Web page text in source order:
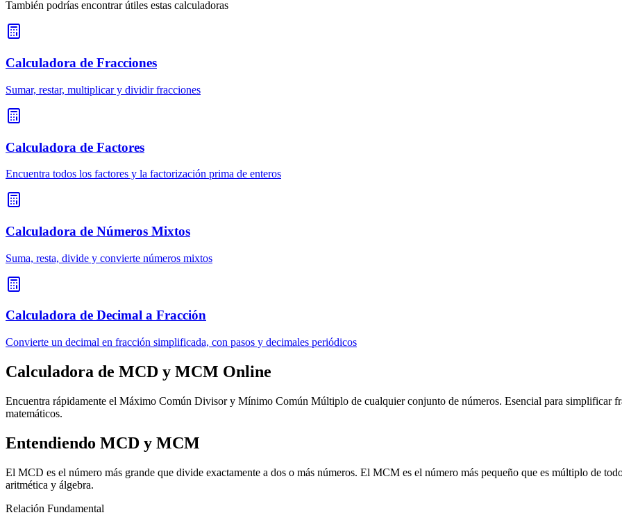
También podrías encontrar útiles estas calculadoras
Calculadora de Fracciones
Sumar, restar, multiplicar y dividir fracciones
Calculadora de Factores
Encuentra todos los factores y la factorización prima de enteros
Calculadora de Números Mixtos
Suma, resta, divide y convierte números mixtos
Calculadora de Decimal a Fracción
Convierte un decimal en fracción simplificada, con pasos y decimales periódicos
Calculadora de MCD y MCM Online
Encuentra rápidamente el Máximo Común Divisor y Mínimo Común Múltiplo de cualquier conjunto de números. Esencial para simplificar
matemáticos.
Entendiendo MCD y MCM
El MCD es el número más grande que divide exactamente a dos o más números. El MCM es el número más pequeño que es múltiplo de
aritmética y álgebra.
Relación Fundamental